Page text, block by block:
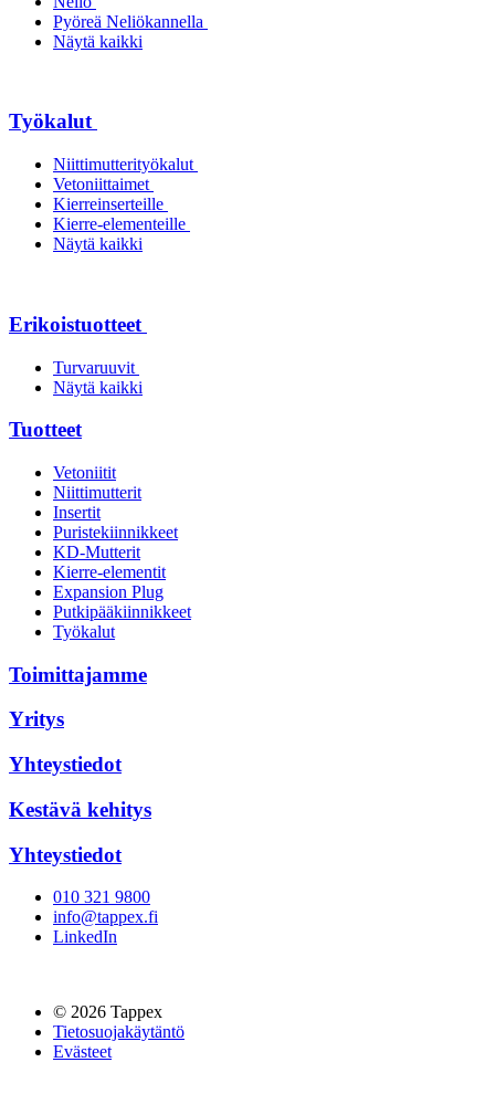
Pyöreä Neliökannella
Näytä kaikki
Työkalut
Niittimutterityökalut
Vetoniittaimet
Kierreinserteille
Kierre-elementeille
Näytä kaikki
Erikoistuotteet
Turvaruuvit
Näytä kaikki
Tuotteet
Vetoniitit
Niittimutterit
Insertit
Puristekiinnikkeet
KD-Mutterit
Kierre-elementit
Expansion Plug
Putkipääkiinnikkeet
Työkalut
Toimittajamme
Yritys
Yhteystiedot
Kestävä kehitys
Yhteystiedot
010 321 9800
info@tappex.fi
LinkedIn
© 2026 Tappex
Tietosuojakäytäntö
Evästeet